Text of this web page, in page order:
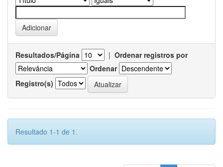
Resultados/Página | Ordenar registros por
Ordenar
Registro(s)
Resultado 1-1 de 1.